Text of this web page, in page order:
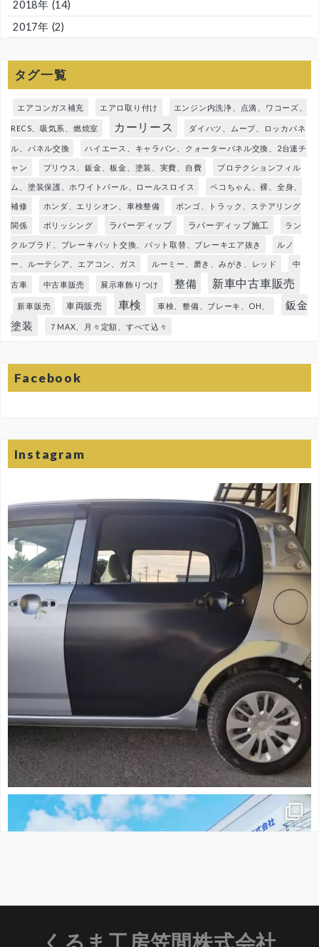
2018年 (14)
2017年 (2)
タグ一覧
エアコンガス補充 エアロ取り付け エンジン内洗浄、点滴、ワコーズ、
RECS、吸気系、燃焼室 カーリース ダイハツ、ムーブ、ロッカパネ
ル、パネル交換 ハイエース、キャラバン、クォーターパネル交換、2台連チ
ャン プリウス、鈑金、板金、塗装、実費、自費 プロテクションフィル
ム、塗装保護、ホワイトパール、ロールスロイス ペコちゃん、裸、全身、
補修 ホンダ、エリシオン、車検整備 ボンゴ、トラック、ステアリング
関係 ポリッシング ラバーディップ ラバーディップ施工 ラン
クルプラド、ブレーキパット交換、パット取替、ブレーキエア抜き ルノ
ー、ルーテシア、エアコン、ガス ルーミー、磨き、みがき、レッド 中
古車 中古車販売 展示車飾りつけ 整備 新車中古車販売
新車販売 車両販売 車検 車検、整備、ブレーキ、OH、
鈑金
塗装
７MAX、月々定額、すべて込々
Facebook
Instagram
くるま工房笠間株式会社